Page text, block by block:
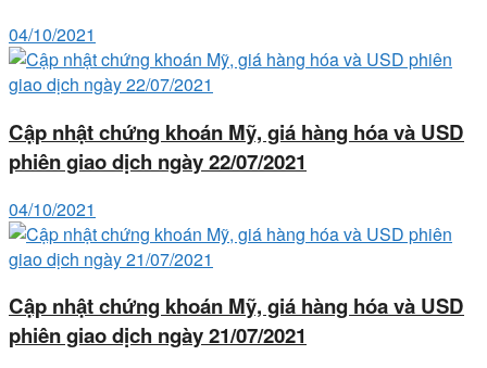
04/10/2021
Cập nhật chứng khoán Mỹ, giá hàng hóa và USD
phiên giao dịch ngày 22/07/2021
04/10/2021
Cập nhật chứng khoán Mỹ, giá hàng hóa và USD
phiên giao dịch ngày 21/07/2021